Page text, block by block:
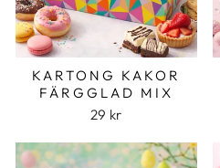
KARTONG KAKOR
FÄRGGLAD MIX
29 kr